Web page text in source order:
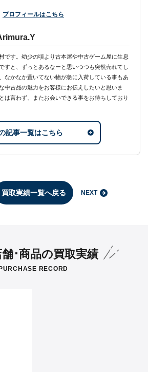
プロフィールはこちら
です。幼少の頃より古本屋や中古ゲーム屋に生息
すと、ずっとあるなーと思いつつも突然売れてし
なかなか置いてない物が急に入荷している事もあ
中古品の魅力をお客様にお伝えしたいと思いま
は言わず、またお会いできる事をお待ちしており
記事一覧はこちら
買取実績一覧へ戻る NEXT
舗･商品の買取実績
PURCHASE RECORD